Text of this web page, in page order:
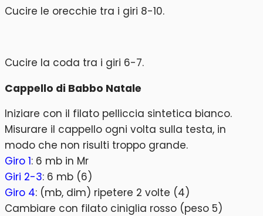
Cucire le orecchie tra i giri 8-10.
Cucire la coda tra i giri 6-7.
Cappello di Babbo Natale
Iniziare con il filato pelliccia sintetica bianco.
Misurare il cappello ogni volta sulla testa, in
modo che non risulti troppo grande.
Giro 1: 6 mb in Mr
Giri 2-3: 6 mb (6)
Giro 4: (mb, dim) ripetere 2 volte (4)
Cambiare con filato ciniglia rosso (peso 5)